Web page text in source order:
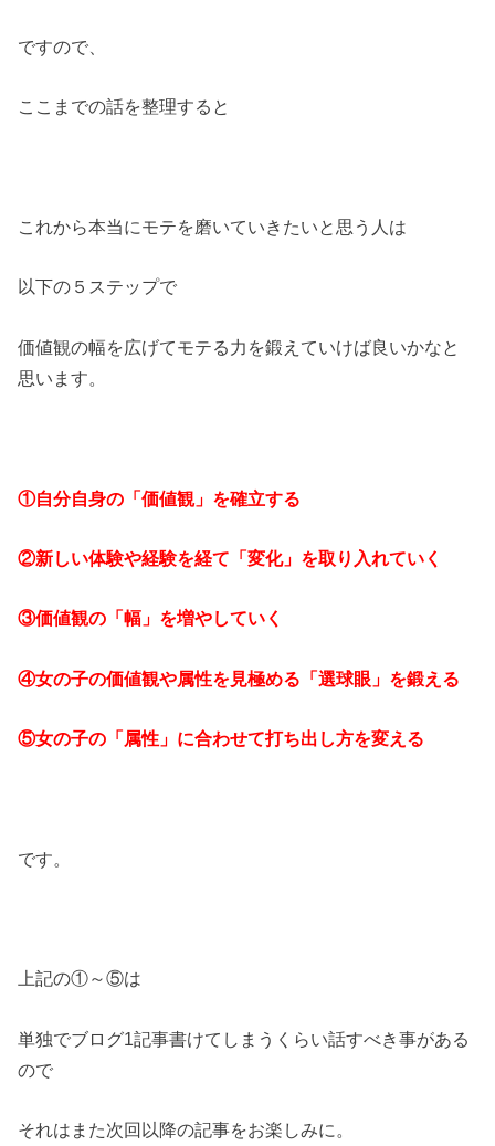
ですので、
ここまでの話を整理すると
これから本当にモテを磨いていきたいと思う人は
以下の５ステップで
価値観の幅を広げてモテる力を鍛えていけば良いかなと
思います。
①自分自身の「価値観」を確立する
②新しい体験や経験を経て「変化」を取り入れていく
③価値観の「幅」を増やしていく
④女の子の価値観や属性を見極める「選球眼」を鍛える
⑤女の子の「属性」に合わせて打ち出し方を変える
です。
上記の①～⑤は
単独でブログ1記事書けてしまうくらい話すべき事がある
ので
それはまた次回以降の記事をお楽しみに。